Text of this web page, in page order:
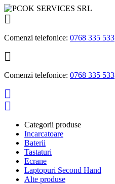

Comenzi telefonice: 0768 335 533

Comenzi telefonice: 0768 335 533


Categorii produse
Incarcatoare
Baterii
Tastaturi
Ecrane
Laptopuri Second Hand
Alte produse